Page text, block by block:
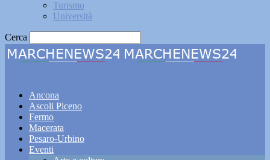
Turismo
Università
Cerca
Ancona
Ascoli Piceno
Fermo
Macerata
Pesaro-Urbino
Eventi